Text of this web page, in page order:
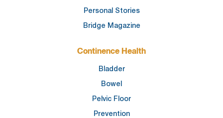
Personal Stories
Bridge Magazine
Continence Health
Bladder
Bowel
Pelvic Floor
Prevention